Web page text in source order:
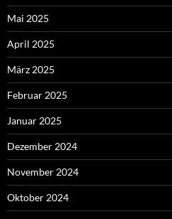
Mai 2025
April 2025
März 2025
Februar 2025
Januar 2025
Dezember 2024
November 2024
Oktober 2024